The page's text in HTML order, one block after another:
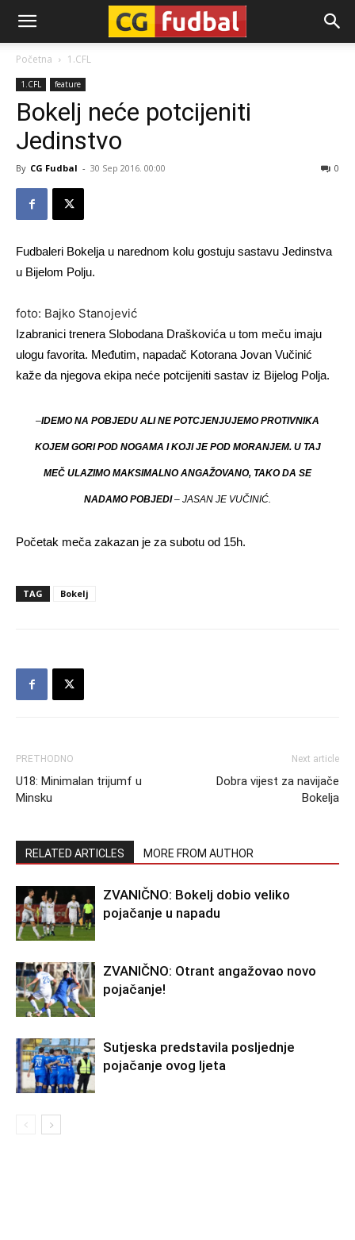
CG-
Fudbal
Početna 1.CFL
1.CFL feature
Bokelj neće potcijeniti
Jedinstvo
By CG Fudbal - 30 Sep 2016. 00:00 0
Fudbaleri Bokelja u narednom kolu gostuju sastavu Jedinstva
u Bijelom Polju.
foto: Bajko Stanojević
Izabranici trenera Slobodana Draškovića u tom meču imaju
ulogu favorita. Međutim, napadač Kotorana Jovan Vučinić
kaže da njegova ekipa neće potcijeniti sastav iz Bijelog Polja.
–IDEMO NA POBJEDU ALI NE POTCJENJUJEMO PROTIVNIKA
KOJEM GORI POD NOGAMA I KOJI JE POD MORANJEM. U TAJ
MEČ ULAZIMO MAKSIMALNO ANGAŽOVANO, TAKO DA SE
NADAMO POBJEDI– JASAN JE VUČINIĆ.
Početak meča zakazan je za subotu od 15h.
TAG Bokelj
PRETHODNO
U18: Minimalan trijumf u
Minsku
Next article
Dobra vijest za navijače
Bokelja
RELATED ARTICLES MORE FROM AUTHOR
ZVANIČNO: Bokelj dobio veliko
pojačanje u napadu
ZVANIČNO: Otrant angažovao novo
pojačanje!
Sutjeska predstavila posljednje
pojačanje ovog ljeta